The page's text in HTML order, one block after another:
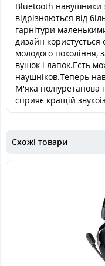
Bluetooth навушники
відрізняються від
гарнітури
дизайн
молодого покоління,
вушок і лапок.Есть
наушніков.Теперь
М'яка поліуретанова
сприяє кращій
Схожі товари